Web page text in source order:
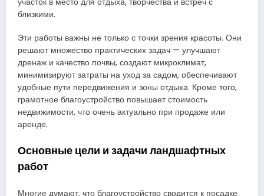
близкими.
Эти работы важны не только с точки зрения красоты. Они
решают множество практических задач — улучшают
дренаж и качество почвы, создают микроклимат,
минимизируют затраты на уход за садом, обеспечивают
удобные пути передвижения и зоны отдыха. Кроме того,
грамотное благоустройство повышает стоимость
недвижимости, что очень актуально при продаже или
аренде.
Основные цели и задачи ландшафтных
работ
Многие думают, что благоустройство сводится к посадке